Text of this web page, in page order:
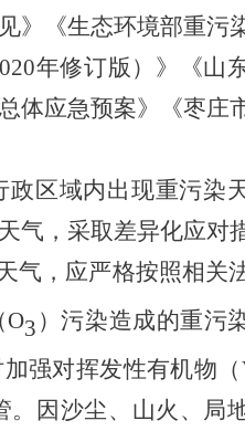
》
《生态环境部重污
年修订版）》
《山
体应急预案》
《枣庄
政区域内出现重污染
气，采取差异化应对
气，应严格按照相关
O3 ）污染造成的重污
强对挥发性有机物（
因沙尘、山火、局